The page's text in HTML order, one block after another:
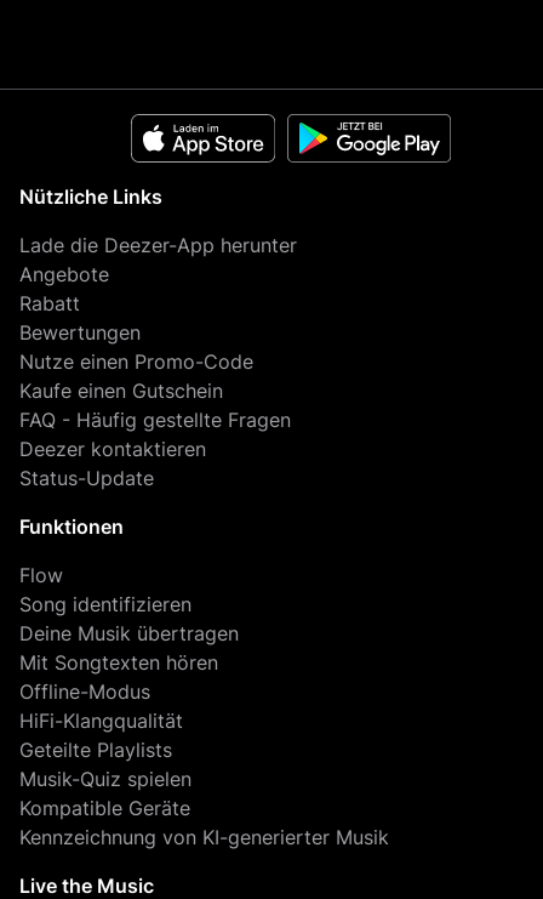
Nützliche Links
Lade die Deezer-App herunter
Angebote
Rabatt
Bewertungen
Nutze einen Promo-Code
Kaufe einen Gutschein
FAQ - Häufig gestellte Fragen
Deezer kontaktieren
Status-Update
Funktionen
Flow
Song identifizieren
Deine Musik übertragen
Mit Songtexten hören
Offline-Modus
HiFi-Klangqualität
Geteilte Playlists
Musik-Quiz spielen
Kompatible Geräte
Kennzeichnung von KI-generierter Musik
Live the Music